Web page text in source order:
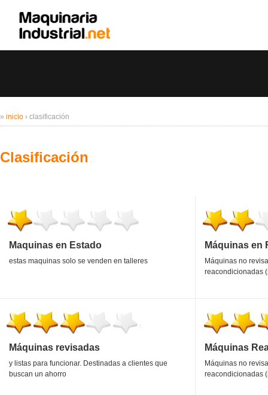
» inicio › clasificación
Clasificación
Maquinas en Estado
estas maquinas solo se venden en talleres
Máquinas en
Máquinas no
reacondicionadas
Máquinas revisadas
y listas para funcionar. Destinadas a clientes que
buscan un ahorro
Máquinas
Máquinas no
reacondicionadas